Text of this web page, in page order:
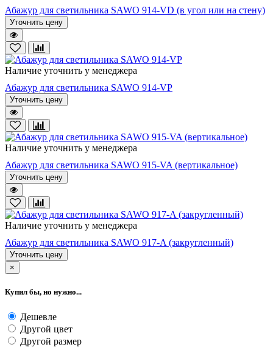
Абажур для светильника SAWO 914-VD (в угол или на стену)
Уточнить цену
Наличие уточнить у менеджера
Абажур для светильника SAWO 914-VP
Уточнить цену
Наличие уточнить у менеджера
Абажур для светильника SAWO 915-VA (вертикальное)
Уточнить цену
Наличие уточнить у менеджера
Абажур для светильника SAWO 917-A (закругленный)
Уточнить цену
×
Купил бы, но нужно...
Дешевле
Другой цвет
Другой размер